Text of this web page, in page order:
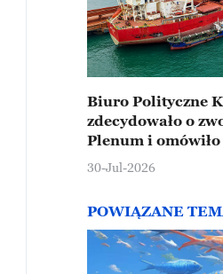
Biuro Polityczne
zdecydowało o
Plenum i
gospodarki
30-Jul-2026
POWIĄZANE